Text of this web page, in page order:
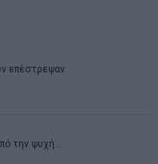
επέστρεψαν
την ψυχή…